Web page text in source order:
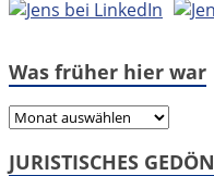
Was früher hier war
Was
hier
JURISTISCHES